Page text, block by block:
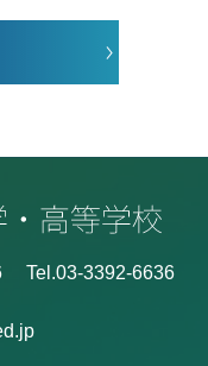
Tel.03-3392-6636